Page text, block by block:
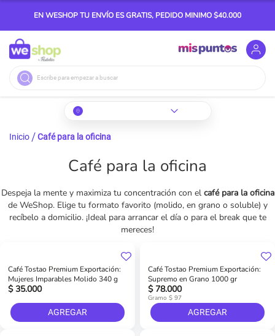
EN WESHOP TU ENVÍO ES GRATIS, PEDIDO MINIMO $40.000
Buscar
Inicio Café para la oficina
Café para la oficina
Despeja la mente y maximiza tu concentración con el café para la oficina
de WeShop. Elige tu formato favorito (molido, en grano o soluble) y
recíbelo a domicilio. ¡Ideal para arrancar el día o para el break que te
mereces!
Café Tostao Premium Exportación:
Mujeres Imparables Molido 340 g
$ 35.000
AGREGAR
Café Tostao Premium Exportación:
Supremo en Grano 1000 gr
$ 78.000
Gramo $ 97
AGREGAR